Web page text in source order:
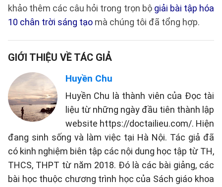
khảo thêm các câu hỏi trong trọn bộ giải bài tập hóa
10 chân trời sáng tạo mà chúng tôi đã tổng hợp.
GIỚI THIỆU VỀ TÁC GIẢ
Huyền Chu
Huyền Chu là thành viên của Đọc tài
liệu từ những ngày đầu tiên thành lập
website https://doctailieu.com/. Hiện
đang sinh sống và làm việc tại Hà Nội. Tác giả đã
có kinh nghiệm biên tập các nội dung học tập từ TH,
THCS, THPT từ năm 2018. Đó là các bài giảng, các
bài học thuộc chương trình học của Sách giáo khoa